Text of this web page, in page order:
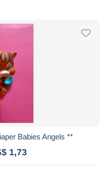
Babies Angels **
1,73